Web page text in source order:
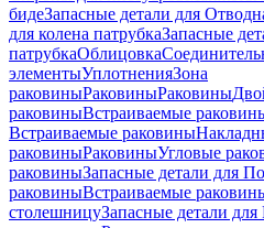
бидеЗапасные детали для
для колена патрубкаЗапасные
патрубкаОблицовка
элементыУплотненияЗона
раковиныРаковиныРаковины
раковиныВстраиваемые
Встраиваемые раковины
раковиныРаковиныУгловые
раковиныЗапасные детали для
раковиныВстраиваемые
столешницуЗапасные детали